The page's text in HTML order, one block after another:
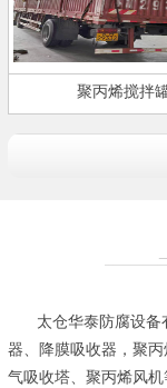
聚丙烯搅拌
太仓华泰防腐设
器、降膜吸收器，聚
气吸收塔、聚丙烯风机